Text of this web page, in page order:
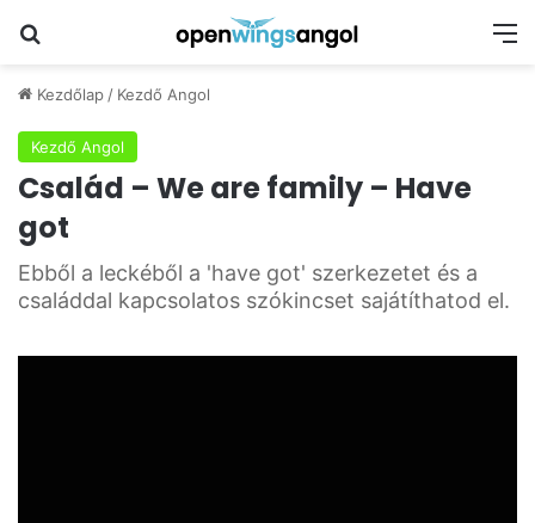
Kezdőlap / Kezdő Angol
Kezdő Angol
Család – We are family – Have
got
Ebből a leckéből a 'have got' szerkezetet és a
családdal kapcsolatos szókincset sajátíthatod el.